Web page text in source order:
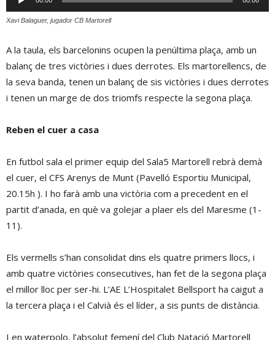
d'àudio
Xavi Balaguer, jugador CB Martorell
A la taula, els barcelonins ocupen la penúltima plaça, amb un
balanç de tres victòries i dues derrotes. Els martorellencs, de
la seva banda, tenen un balanç de sis victòries i dues derrotes
i tenen un marge de dos triomfs respecte la segona plaça.
Reben el cuer a casa
En futbol sala el primer equip del Sala5 Martorell rebrà demà
el cuer, el CFS Arenys de Munt (Pavelló Esportiu Municipal,
20.15h ). I ho farà amb una victòria com a precedent en el
partit d’anada, en què va golejar a plaer els del Maresme (1-
11).
Els vermells s’han consolidat dins els quatre primers llocs, i
amb quatre victòries consecutives, han fet de la segona plaça
el millor lloc per ser-hi. L’AE L’Hospitalet Bellsport ha caigut a
la tercera plaça i el Calvià és el líder, a sis punts de distància.
I en waterpolo, l’absolut femení del Club Natació Martorell